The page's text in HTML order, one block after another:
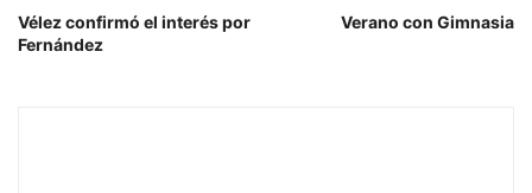
Vélez confirmó el interés por
Fernández
Verano con Gimnasia